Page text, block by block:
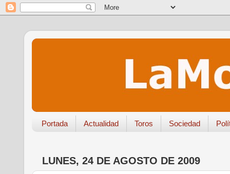
Portada Actualidad Toros Sociedad
LUNES, 24 DE AGOSTO DE 2009